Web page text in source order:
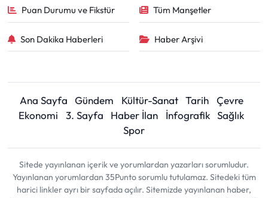
Puan Durumu ve Fikstür Tüm Manşetler
Son Dakika Haberleri Haber Arşivi
Ana Sayfa Gündem Kültür-Sanat Tarih
Çevre
Ekonomi
3. Sayfa Haber İlan İnfografik Sağlık
Spor
Sitede yayınlanan içerik ve yorumlardan yazarları sorumludur.
Yayınlanan yorumlardan 35Punto sorumlu tutulamaz. Sitedeki tüm
harici linkler ayrı bir sayfada açılır. Sitemizde yayınlanan haber,